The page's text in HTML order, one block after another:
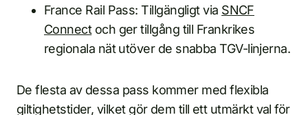
France Rail Pass: Tillgängligt via SNCF
Connectoch ger tillgång till Frankrikes
regionala nät utöver de snabba TGV-linjerna.
De flesta av dessa pass kommer med flexibla
giltighetstider, vilket gör dem till ett utmärkt val för